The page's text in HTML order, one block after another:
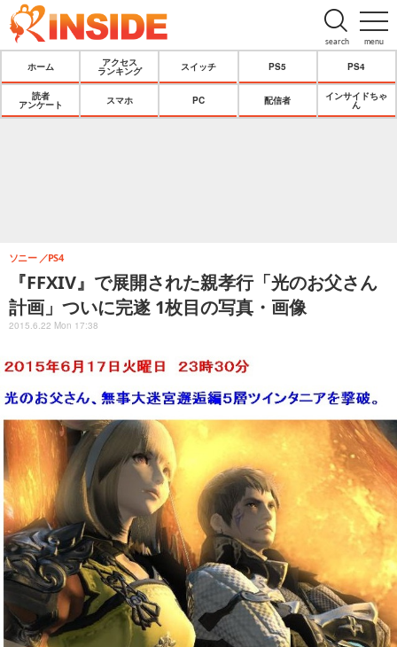
menu
search
ホーム
アクセス
ランキング
スイッチ PS5 PS4
読者
アンケート
スマホ PC 配信者
インサイドちゃ
ん
『FFXIV』で展開された親孝行「光のお父さん
計画」ついに完遂 1枚目の写真・画像
ソニー PS4
2015.6.22 Mon 17:38